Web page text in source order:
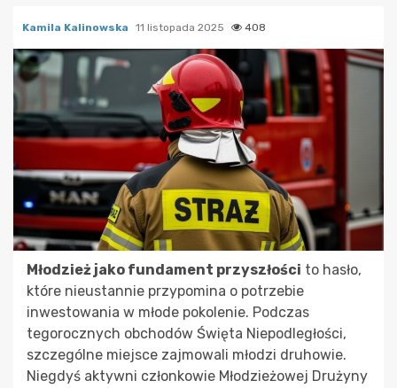
Kamila Kalinowska 11 listopada 2025 408
Młodzież jako fundament przyszłości to hasło,
które nieustannie przypomina o potrzebie
inwestowania w młode pokolenie. Podczas
tegorocznych obchodów Święta Niepodległości,
szczególne miejsce zajmowali młodzi druhowie.
Niegdyś aktywni członkowie Młodzieżowej Drużyny